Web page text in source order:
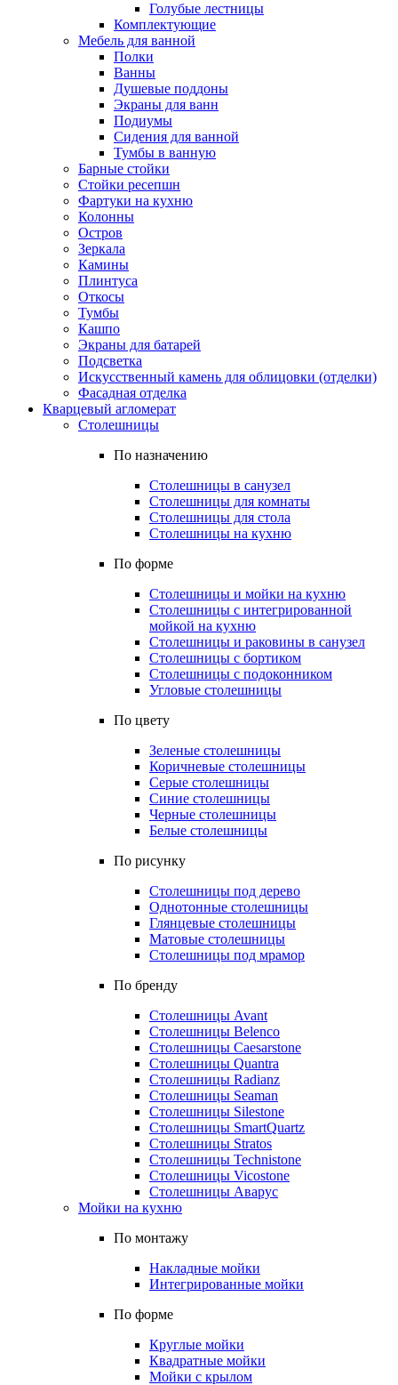
Голубые лестницы
Комплектующие
Мебель для ванной
Полки
Ванны
Душевые поддоны
Экраны для ванн
Подиумы
Сидения для ванной
Тумбы в ванную
Барные стойки
Стойки ресепшн
Фартуки на кухню
Колонны
Остров
Зеркала
Камины
Плинтуса
Откосы
Тумбы
Кашпо
Экраны для батарей
Подсветка
Искусственный камень для облицовки (отделки)
Фасадная отделка
Кварцевый агломерат
Столешницы
По назначению
Столешницы в санузел
Столешницы для комнаты
Столешницы для стола
Столешницы на кухню
По форме
Столешницы и мойки на кухню
Столешницы с интегрированной
мойкой на кухню
Столешницы и раковины в санузел
Столешницы с бортиком
Столешницы с подоконником
Угловые столешницы
По цвету
Зеленые столешницы
Коричневые столешницы
Серые столешницы
Синие столешницы
Черные столешницы
Белые столешницы
По рисунку
Столешницы под дерево
Однотонные столешницы
Глянцевые столешницы
Матовые столешницы
Столешницы под мрамор
По бренду
Столешницы Avant
Столешницы Belenco
Столешницы Caesarstone
Столешницы Quantra
Столешницы Radianz
Столешницы Seaman
Столешницы Silestone
Столешницы SmartQuartz
Столешницы Stratos
Столешницы Technistone
Столешницы Vicostone
Столешницы Аварус
Мойки на кухню
По монтажу
Накладные мойки
Интегрированные мойки
По форме
Круглые мойки
Квадратные мойки
Мойки с крылом